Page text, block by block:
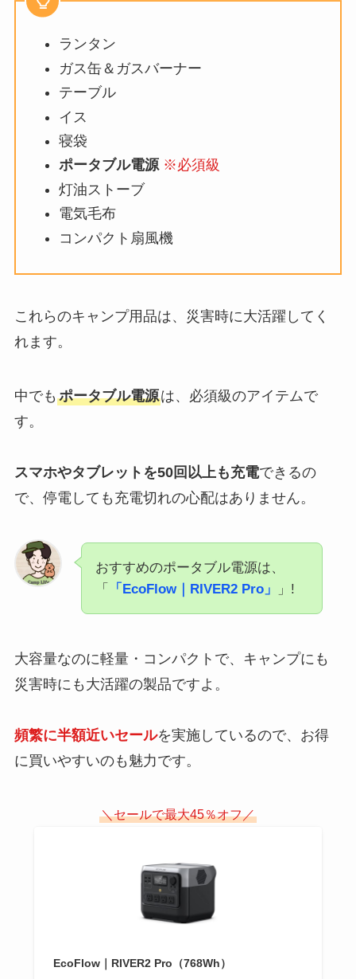
ランタン
ガス缶＆ガスバーナー
テーブル
イス
寝袋
ポータブル電源 ※必須級
灯油ストーブ
電気毛布
コンパクト扇風機
これらのキャンプ用品は、災害時に大活躍してく
れます。
中でも ポータブル電源は、必須級のアイテムで
す。
スマホやタブレットを50回以上も充電できるの
で、停電しても充電切れの心配はありません。
おすすめのポータブル電源は、
「
「EcoFlow｜RIVER2 Pro」 」!
大容量なのに軽量・コンパクトで、キャンプにも
災害時にも大活躍の製品ですよ。
頻繁に半額近いセールを実施しているので、お得
に買いやすいのも魅力です。
＼セールで最大45％オフ／
EcoFlow｜RIVER2 Pro（768Wh）